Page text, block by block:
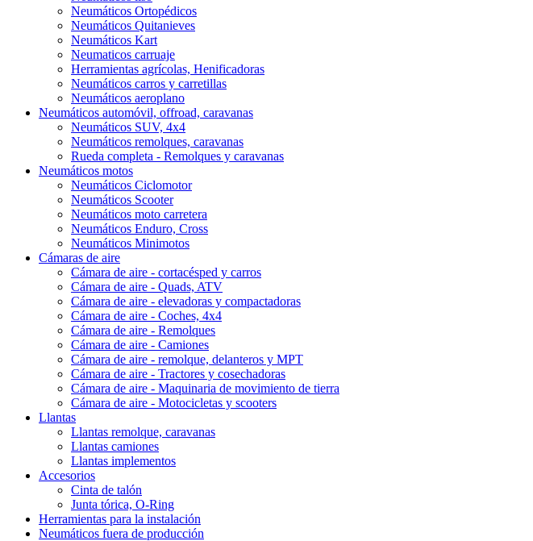
Neumáticos Ortopédicos
Neumáticos Quitanieves
Neumáticos Kart
Neumaticos carruaje
Herramientas agrícolas, Henificadoras
Neumáticos carros y carretillas
Neumáticos aeroplano
Neumáticos automóvil, offroad, caravanas
Neumáticos SUV, 4x4
Neumáticos remolques, caravanas
Rueda completa - Remolques y caravanas
Neumáticos motos
Neumáticos Ciclomotor
Neumáticos Scooter
Neumáticos moto carretera
Neumáticos Enduro, Cross
Neumáticos Minimotos
Cámaras de aire
Cámara de aire - cortacésped y carros
Cámara de aire - Quads, ATV
Cámara de aire - elevadoras y compactadoras
Cámara de aire - Coches, 4x4
Cámara de aire - Remolques
Cámara de aire - Camiones
Cámara de aire - remolque, delanteros y MPT
Cámara de aire - Tractores y cosechadoras
Cámara de aire - Maquinaria de movimiento de tierra
Cámara de aire - Motocicletas y scooters
Llantas
Llantas remolque, caravanas
Llantas camiones
Llantas implementos
Accesorios
Cinta de talón
Junta tórica, O-Ring
Herramientas para la instalación
Neumáticos fuera de producción